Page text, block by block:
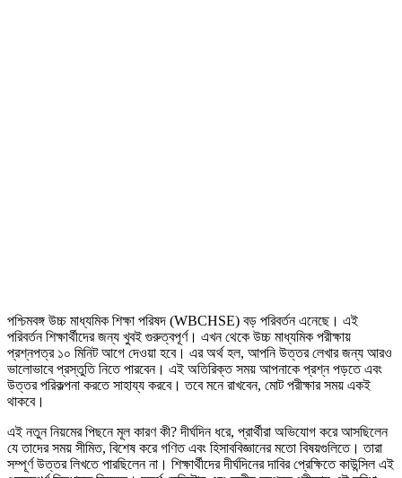
পশ্চিমবঙ্গ উচ্চ মাধ্যমিক শিক্ষা পরিষদ (WBCHSE) বড় পরিবর্তন এনেছে। এই
পরিবর্তন শিক্ষার্থীদের জন্য খুবই গুরুত্বপূর্ণ। এখন থেকে উচ্চ মাধ্যমিক পরীক্ষায়
প্রশ্নপত্র ১০ মিনিট আগে দেওয়া হবে। এর অর্থ হল, আপনি উত্তর লেখার জন্য আরও
ভালোভাবে প্রস্তুতি নিতে পারবেন। এই অতিরিক্ত সময় আপনাকে প্রশ্ন পড়তে এবং
উত্তর পরিকল্পনা করতে সাহায্য করবে। তবে মনে রাখবেন, মোট পরীক্ষার সময় একই
থাকবে।
এই নতুন নিয়মের পিছনে মূল কারণ কী? দীর্ঘদিন ধরে, প্রার্থীরা অভিযোগ করে আসছিলেন
যে তাদের সময় সীমিত, বিশেষ করে গণিত এবং হিসাববিজ্ঞানের মতো বিষয়গুলিতে। তারা
সম্পূর্ণ উত্তর লিখতে পারছিলেন না। শিক্ষার্থীদের দীর্ঘদিনের দাবির প্রেক্ষিতে কাউন্সিল এই